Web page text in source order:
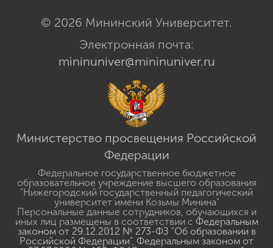
© 2026 Мининский Университет.
Электронная почта:
mininuniver@mininuniver.ru
Министерство просвещения Российской
Федерации
Федеральное государственное бюджетное
образовательное учреждение высшего образования
"Нижегородский государственный педагогический
университет имени Козьмы Минина"
Персональные данные сотрудников, обучающихся и
иных лиц размещены в соответствии с Федеральным
законом от 29.12.2012 № 273-ФЗ "Об образовании в
Российской Федерации", Федеральным законом от